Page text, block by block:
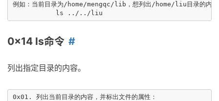
例如：当前目录为/home/mengqc/lib，想列出/home/liu目录的内容
0x14 ls命令
列出指定目录的内容。
0x01. 列出当前目录的内容，并标出文件的属性：